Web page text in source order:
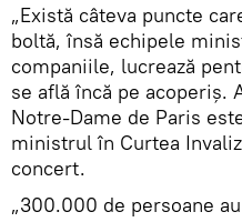
„Există câteva puncte
boltă, însă echipele
companiile, lucrează
se află încă pe acoperiș.
Notre-Dame de Paris
ministrul în Curtea
concert.
„300.000 de persoane